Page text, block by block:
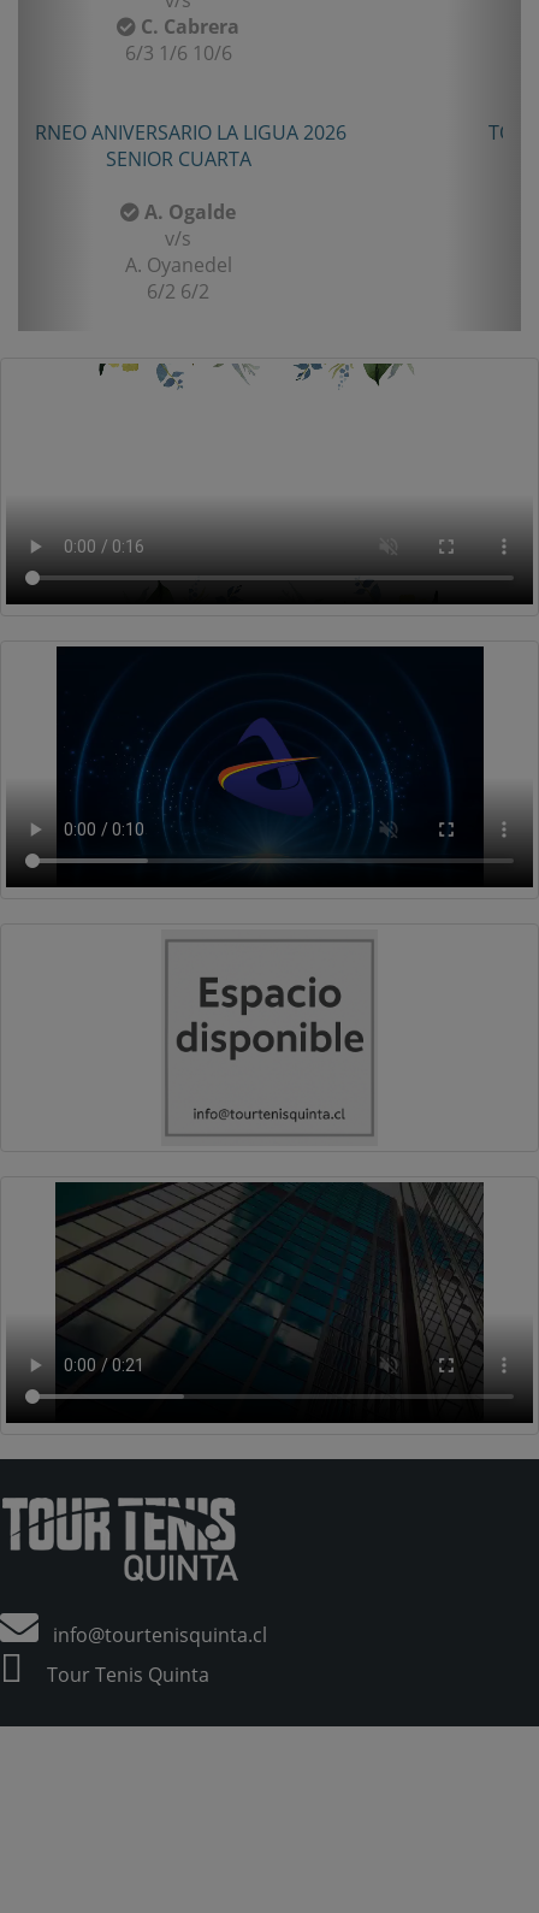
I. Rubiño
6-4/1-6/11-9
TORNEO TENIS TOUR QUINTA 2026
PRIMERA
F. Matamala
L. Palma
6-1/6-3
info@tourtenisquinta.cl
Tour Tenis Quinta